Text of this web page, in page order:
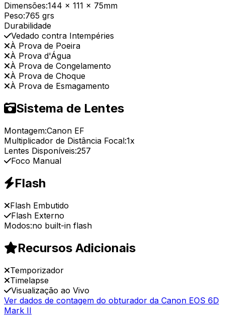
Dimensões:144 x 111 x 75mm
Peso:765 grs
Durabilidade
Vedado contra Intempéries
À Prova de Poeira
À Prova d'Água
À Prova de Congelamento
À Prova de Choque
À Prova de Esmagamento
Sistema de Lentes
Montagem:Canon EF
Multiplicador de Distância Focal:1x
Lentes Disponíveis:257
Foco Manual
Flash
Flash Embutido
Flash Externo
Modos:no built-in flash
Recursos Adicionais
Temporizador
Timelapse
Visualização ao Vivo
Ver dados de contagem do obturador da Canon EOS 6D
Mark II